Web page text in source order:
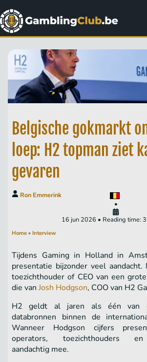
Belgische gokmarkt
loep: H2 topman ziet
gevaren
Ron Emmerink
•
16 jun 2026 • Reading time:
Home » Interview
Tijdens Gaming in Holland in
presentatie bijzonder veel
toezichthouder of CEO van een
die van Josh Hodgson, COO van H2
H2 geldt al jaren als één van
databronnen binnen de
Wanneer Hodgson cijfers
operators, toezichthouders
aandachtig mee.